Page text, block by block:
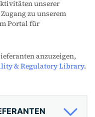
unserer
zu unserem
Portal für
anzuzeigen,
& Regulatory Library.